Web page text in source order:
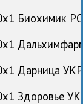
Биохимик
Дарница УКР
Здоровье